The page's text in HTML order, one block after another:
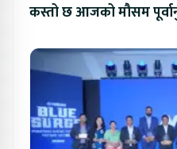
कस्तो छ आजको मौसम